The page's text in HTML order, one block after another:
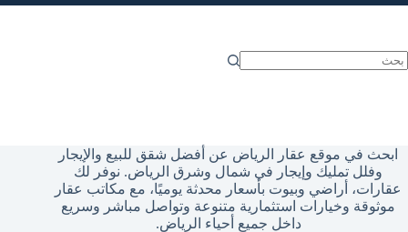
ابحث في موقع عقار الرياض عن أفضل شقق للبيع والإيجار
وفلل تمليك وإيجار في شمال وشرق الرياض. نوفر لك
عقارات، أراضي وبيوت بأسعار محدثة يوميًا، مع مكاتب عقار
موثوقة وخيارات استثمارية متنوعة وتواصل مباشر وسريع
داخل جميع أحياء الرياض.